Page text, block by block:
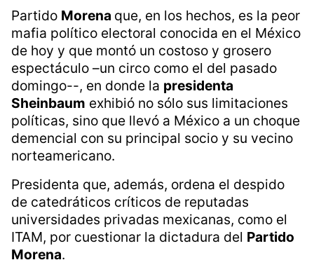
Partido Morena que, en los hechos, es la peor
mafia político electoral conocida en el México
de hoy y que montó un costoso y grosero
espectáculo –un circo como el del pasado
domingo--, en donde la presidenta
Sheinbaum exhibió no sólo sus limitaciones
políticas, sino que llevó a México a un choque
demencial con su principal socio y su vecino
norteamericano.
Presidenta que, además, ordena el despido
de catedráticos críticos de reputadas
universidades privadas mexicanas, como el
ITAM, por cuestionar la dictadura del Partido
Morena.